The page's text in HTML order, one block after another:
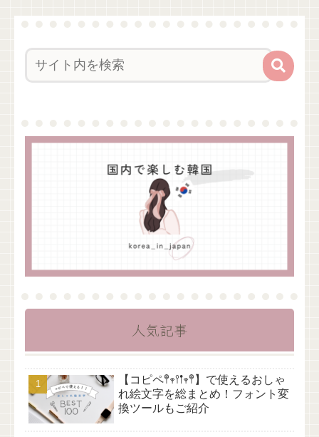
人気記事
【コピペ𖤣𖥧𖥣𖡡𖥧𖤣】で使えるおしゃ
れ絵文字を総まとめ！フォント変
換ツールもご紹介